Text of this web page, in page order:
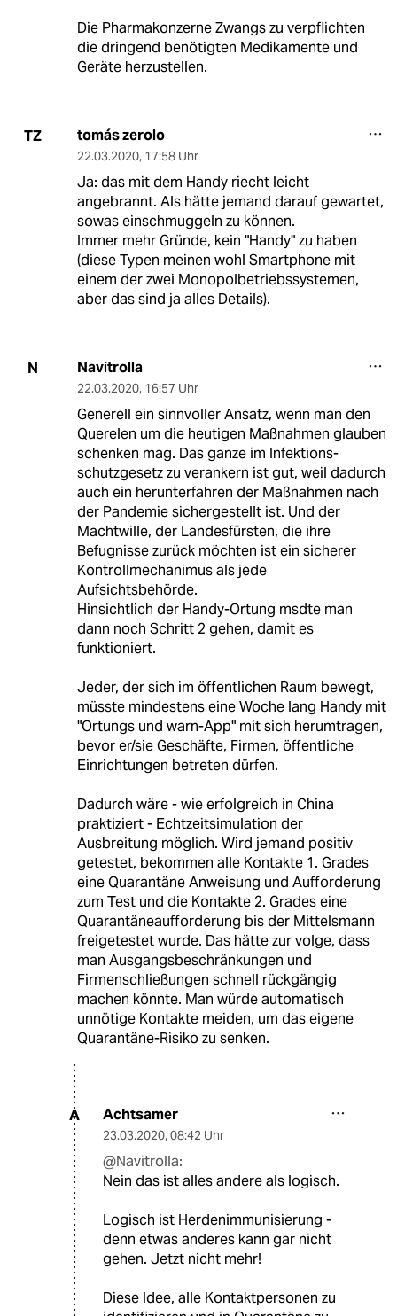
Die Pharmakonzerne Zwangs zu verpflichten
die dringend benötigten Medikamente und
Geräte herzustellen.
TZ tomás zerolo
22.03.2020, 17:58 Uhr
Ja: das mit dem Handy riecht leicht
angebrannt. Als hätte jemand darauf gewartet,
sowas einschmuggeln zu können.
Immer mehr Gründe, kein "Handy" zu haben
(diese Typen meinen wohl Smartphone mit
einem der zwei Monopolbetriebssystemen,
aber das sind ja alles Details).
N Navitrolla
22.03.2020, 16:57 Uhr
Generell ein sinnvoller Ansatz, wenn man den
Querelen um die heutigen Maßnahmen glauben
schenken mag. Das ganze im Infektions-
schutzgesetz zu verankern ist gut, weil dadurch
auch ein herunterfahren der Maßnahmen nach
der Pandemie sichergestellt ist. Und der
Machtwille, der Landesfürsten, die ihre
Befugnisse zurück möchten ist ein sicherer
Kontrollmechanimus als jede
Aufsichtsbehörde.
Hinsichtlich der Handy-Ortung msdte man
dann noch Schritt 2 gehen, damit es
funktioniert.
Jeder, der sich im öffentlichen Raum bewegt,
müsste mindestens eine Woche lang Handy mit
"Ortungs und warn-App" mit sich herumtragen,
bevor er/sie Geschäfte, Firmen, öffentliche
Einrichtungen betreten dürfen.
Dadurch wäre - wie erfolgreich in China
praktiziert - Echtzeitsimulation der
Ausbreitung möglich. Wird jemand positiv
getestet, bekommen alle Kontakte 1. Grades
eine Quarantäne Anweisung und Aufforderung
zum Test und die Kontakte 2. Grades eine
Quarantäneaufforderung bis der Mittelsmann
freigetestet wurde. Das hätte zur volge, dass
man Ausgangsbeschränkungen und
Firmenschließungen schnell rückgängig
machen könnte. Man würde automatisch
unnötige Kontakte meiden, um das eigene
Quarantäne-Risiko zu senken.
A Achtsamer
23.03.2020, 08:42 Uhr
@Navitrolla:
Nein das ist alles andere als logisch.
Logisch ist Herdenimmunisierung -
denn etwas anderes kann gar nicht
gehen. Jetzt nicht mehr!
Diese Idee, alle Kontaktpersonen zu